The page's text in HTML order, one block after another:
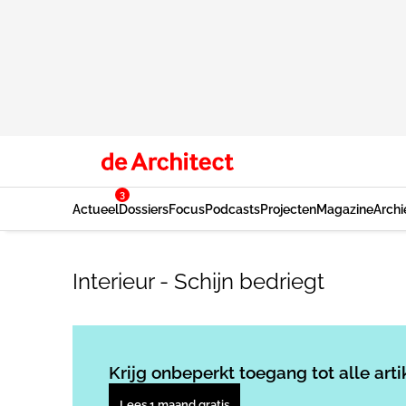
Actueel
3
DossiersFocusPodcastsProjectenMagazine
Interieur - Schijn bedriegt
Krijg onbeperkt toegang tot alle